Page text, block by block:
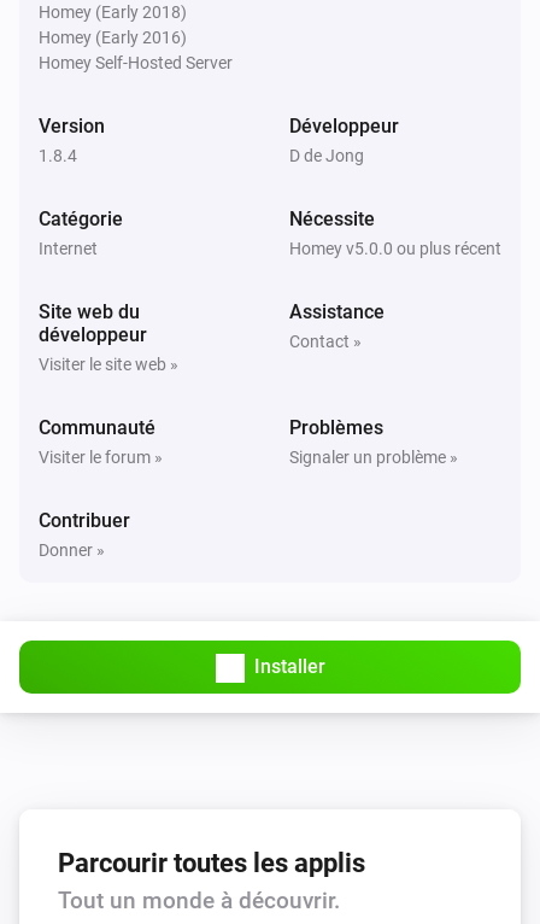
Strava User
Activity Activity ID
Homey (Early 2018)
Homey (Early 2016)
Homey Self-Hosted Server
Version
1.8.4
Développeur
D de Jong
Catégorie
Internet
Nécessite
Homey v5.0.0 ou plus récent
Site web du
développeur
Visiter le site web »
Assistance
Contact »
Communauté
Visiter le forum »
Problèmes
Signaler un problème »
Contribuer
Donner »
Installer
Parcourir toutes les applis
Tout un monde à découvrir.